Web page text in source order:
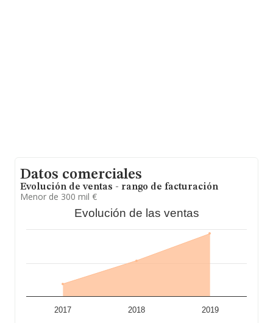
Datos comerciales
Evolución de ventas - rango de facturación
Menor de 300 mil €
Evolución de las ventas
2017 2018 2019